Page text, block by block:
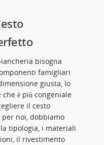
bisogna
famigliari
giusta, lo
è più congeniale
il cesto
noi, dobbiamo
tipologia, i materiali
il rivestimento